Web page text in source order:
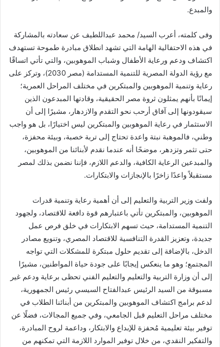
والمبدع.
وفى كلمته، أعرب السيد/ محمد عبداللطيف عن سعادته بالمشاركة
في هذه الاحتفالية الهامة التي تشهد انطلاق مبادرة طموحة تستهدف
اكتشاف ودعم ورعاية الأطفال وشباب الموهوبين، والتي تأتي اتساقًا
مع رؤية الدولة المصرية للتنمية المستدامة (مصر 2030)، وتركز على
رعاية وتنمية الموهوبين والمبتكرين في مختلف المراحل العمرية؛
إيمانًا بأنهم يمثلون ثروة مصر الحقيقية، وقادتها المبدعون الذين
سيقودونها إلى آفاق أرحب نحو التقدم والازدهار، مشيرًا إلى أن
الاستثمار في رعاية الموهوبين والمبتكرين ليس اختيارًا، بل هو واجب
وطني، فالموهبة نبتة واعدة تحتاج إلى تربة خصبة، وبيئة محفزة،
حتى تثمر وتزدهر، موضحًا أنه عندما نقدم لأبنائنا من الموهوبين،
والمبدعين الرعاية الكافية، والدعم اللازم، فإننا نضمن بذلك لمصر
مستقبلاً واعدًا زاخرًا بالإنجازات والابتكارات.
ولفت وزير التربية والتعليم إلى أن أهمية رعاية وتنمية قدرات
الموهوبين، والمبتكرين تأتي باعتبارهم قوة دافعة للاقتصاد، ولجهود
التنمية المستدامة، حيث تسهم الابتكارات في خلق فرص عمل
جديدة، وتعزيز القدرة التنافسية للاقتصاد المصري، وتنويع مصادر
الدخل، بالإضافة إلى تقديم حلول مبتكرة للمشكلات التي تواجه
المجتمع؛ وهو ما ينعكس إيجابًا على جودة حياة المواطنين، مشيرًا
إلى أن وزارة التربية والتعليم والتعليم الفني تحظى برعاية ودعم غير
مسبوقة من السيد الرئيس عبدالفتاح السيسي رئيس الجمهورية،
لدعم برامج اكتشاف الموهوبين والمبتكرين من أبنائنا الطلاب في
مختلف مراحل التعليم قبل الجامعي، وفي جميع المجالات، فضلًا عن
توفير بيئة تعليمية مُحفزة للإبداع والابتكار، وداعمة لروح المبادرة،
والتفكير النقدي، من خلال توفير الموارد اللازمة التي تمكنهم من